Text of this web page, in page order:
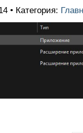
• Категория: